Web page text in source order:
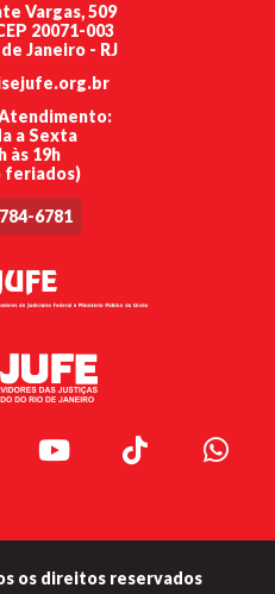
Vargas, 509
20071-003
Janeiro - RJ
a Sexta
às 19h
feriados)
6781
Youtube TikTok
os direitos reservados